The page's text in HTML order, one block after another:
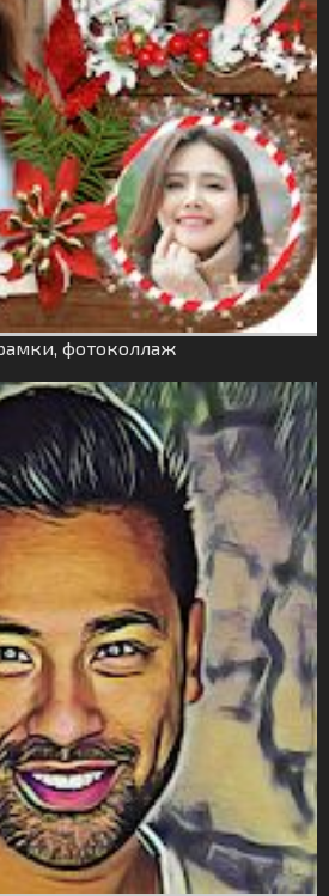
фотоколлаж